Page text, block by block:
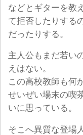
などとギターを教
て拒否したりする
だったりする。
主人公もまだ若い
えはない。
この高校教師も何
せいぜい場末の喫
いに思っている。
そこへ異質な登場